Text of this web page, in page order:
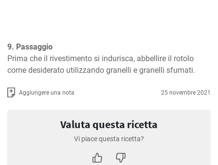
9. Passaggio
Prima che il rivestimento si indurisca, abbellire il rotolo
come desiderato utilizzando granelli e granelli sfumati.
Aggiungere una nota 25 novembre 2021
Valuta questa ricetta
Vi piace questa ricetta?